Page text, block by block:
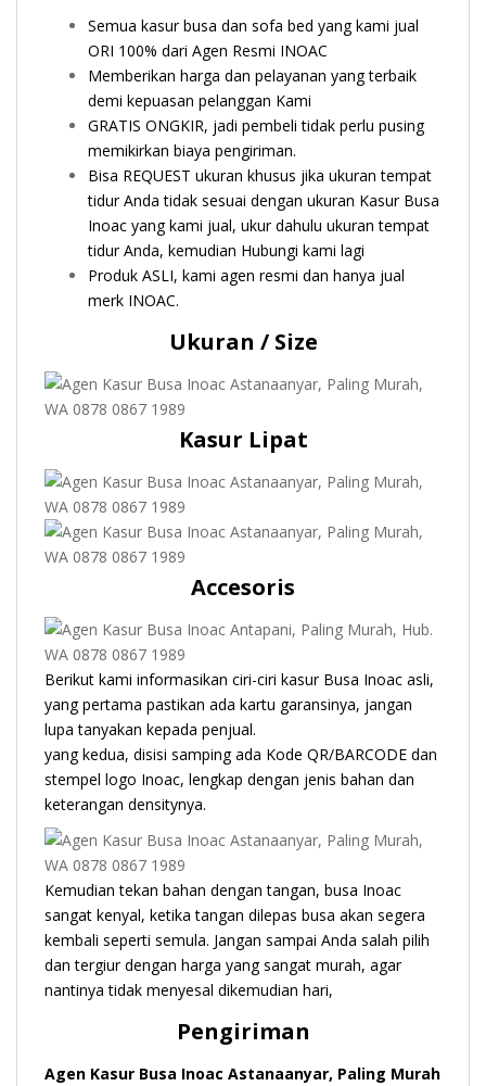
Semua kasur busa dan sofa bed yang kami jual
ORI 100% dari Agen Resmi INOAC
Memberikan harga dan pelayanan yang terbaik
demi kepuasan pelanggan Kami
GRATIS ONGKIR, jadi pembeli tidak perlu pusing
memikirkan biaya pengiriman.
Bisa REQUEST ukuran khusus jika ukuran tempat
tidur Anda tidak sesuai dengan ukuran Kasur Busa
Inoac yang kami jual, ukur dahulu ukuran tempat
tidur Anda, kemudian Hubungi kami lagi
Produk ASLI, kami agen resmi dan hanya jual
merk INOAC.
Ukuran / Size
Kasur Lipat
Accesoris
Berikut kami informasikan ciri-ciri kasur Busa Inoac asli,
yang pertama pastikan ada kartu garansinya, jangan
lupa tanyakan kepada penjual.
yang kedua, disisi samping ada Kode QR/BARCODE dan
stempel logo Inoac, lengkap dengan jenis bahan dan
keterangan densitynya.
Kemudian tekan bahan dengan tangan, busa Inoac
sangat kenyal, ketika tangan dilepas busa akan segera
kembali seperti semula. Jangan sampai Anda salah pilih
dan tergiur dengan harga yang sangat murah, agar
nantinya tidak menyesal dikemudian hari,
Pengiriman
Agen Kasur Busa Inoac Astanaanyar, Paling Murah